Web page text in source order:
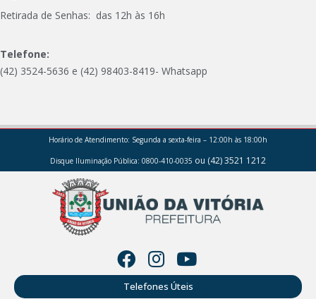
Retirada de Senhas: das 12h às 16h
Telefone:
(42) 3524-5636 e (42) 98403-8419- Whatsapp
Horário de Atendimento: Segunda a sexta-feira – 12:00h às 18:00h
Disque Iluminação Pública: 0800-410-0035 ou (42) 3521 1212
Telefones Úteis